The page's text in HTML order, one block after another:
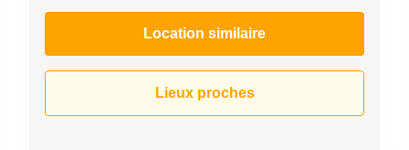
267
Chemin
de la
Location similaire
Lieux proches